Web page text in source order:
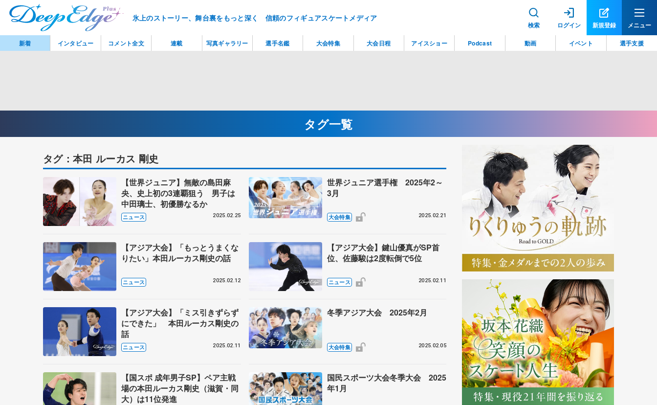
氷上のストーリー、舞台裏をもっと深く 信頼のフィギュアスケートメディア
検索 ログイン 新規登録 メニュー
タグ一覧
タグ：本田 ルーカス 剛史
【世界ジュニア】無敵の島田麻
央、史上初の3連覇狙う 男子は
中田璃士、初優勝なるか
ニュース 2025.02.25
世界ジュニア選手権 2025年2～
3月
大会特集 2025.02.21
【アジア大会】「もっとうまくな
りたい」本田ルーカス剛史の話
ニュース 2025.02.12
【アジア大会】鍵山優真がSP首
位、佐藤駿は2度転倒で5位
ニュース 2025.02.11
【アジア大会】「ミス引きずらず
にできた」 本田ルーカス剛史の
話
ニュース 2025.02.11
冬季アジア大会 2025年2月
大会特集 2025.02.05
【国スポ 成年男子SP】ペア主戦
場の本田ルーカス剛史（滋賀・同
大）は11位発進
国民スポーツ大会冬季大会 2025
年1月
新着 インタビュー コメント全文 連載 写真ギャラリー 選手名鑑 大会特集 大会日程 アイスショー Podcast 動画 イベント 選手支援